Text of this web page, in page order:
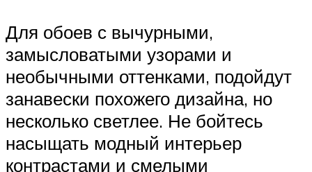
Для обоев с вычурными,
замысловатыми узорами и
необычными оттенками, подойдут
занавески похожего дизайна, но
несколько светлее. Не бойтесь
насыщать модный интерьер
контрастами и смелыми